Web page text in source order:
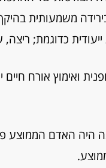
משמעותית
כדוגמת;
ואימוץ אורח